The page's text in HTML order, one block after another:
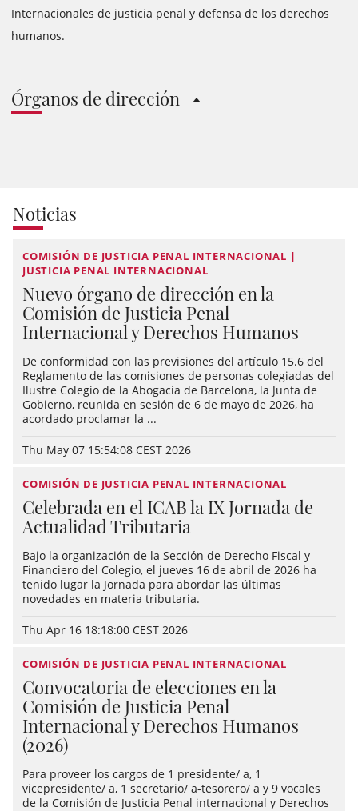
Internacionales de justicia penal y defensa de los derechos
humanos.
Órganos de dirección
Noticias
COMISIÓN DE JUSTICIA PENAL INTERNACIONAL |
JUSTICIA PENAL INTERNACIONAL
Nuevo órgano de dirección en la
Comisión de Justicia Penal
Internacional y Derechos Humanos
De conformidad con las previsiones del artículo 15.6 del
Reglamento de las comisiones de personas colegiadas del
Ilustre Colegio de la Abogacía de Barcelona, la Junta de
Gobierno, reunida en sesión de 6 de mayo de 2026, ha
acordado proclamar la ...
Thu May 07 15:54:08 CEST 2026
COMISIÓN DE JUSTICIA PENAL INTERNACIONAL
Celebrada en el ICAB la IX Jornada de
Actualidad Tributaria
Bajo la organización de la Sección de Derecho Fiscal y
Financiero del Colegio, el jueves 16 de abril de 2026 ha
tenido lugar la Jornada para abordar las últimas
novedades en materia tributaria.
Thu Apr 16 18:18:00 CEST 2026
COMISIÓN DE JUSTICIA PENAL INTERNACIONAL
Convocatoria de elecciones en la
Comisión de Justicia Penal
Internacional y Derechos Humanos
(2026)
Para proveer los cargos de 1 presidente/ a, 1
vicepresidente/ a, 1 secretario/ a-tesorero/ a y 9 vocales
de la Comisión de Justicia Penal internacional y Derechos